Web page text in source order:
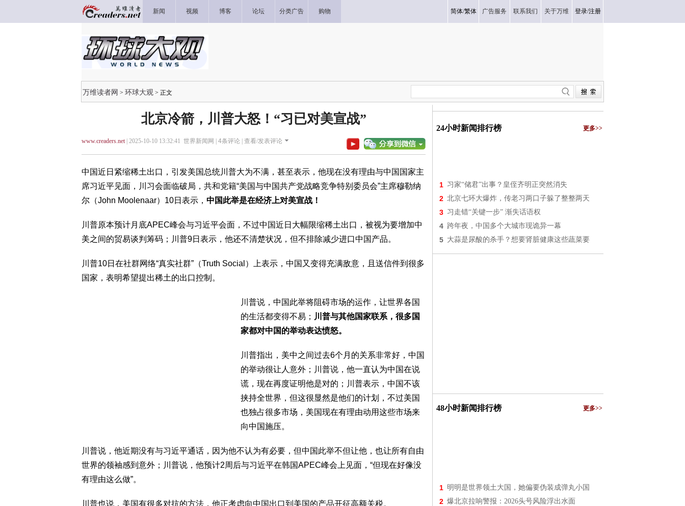
新闻 视频 博客 论坛 分类广告 购物 简体/繁体 广告服务 联系我们 关于万维 登录/注册
万维读者网 > 环球大观 > 正文
北京冷箭，川普大怒！“习已对美宣战”
www.creaders.net| 2025-10-10 13:32:41 世界新闻网 | 4条评论 | 查看/发表评论
中国近日紧缩稀土出口，引发美国总统川普大为不满，甚至表示，他现在没有理由与中国国家主
席习近平见面，川习会面临破局，共和党籍“美国与中国共产党战略竞争特别委员会”主席穆勒纳
尔（John Moolenaar）10日表示， 中国此举是在经济上对美宣战！
川普原本预计月底APEC峰会与习近平会面，不过中国近日大幅限缩稀土出口，被视为要增加中
美之间的贸易谈判筹码；川普9日表示，他还不清楚状况，但不排除减少进口中国产品。
川普10日在社群网络“真实社群”（Truth Social）上表示，中国又变得充满敌意，且送信件到很多
国家，表明希望提出稀土的出口控制。
川普说，中国此举将阻碍市场的运作，让世界各国
的生活都变得不易； 川普与其他国家联系，很多国
家都对中国的举动表达愤怒。
川普指出，美中之间过去6个月的关系非常好，中国
的举动很让人意外；川普说，他一直认为中国在说
谎，现在再度证明他是对的；川普表示，中国不该
挟持全世界，但这很显然是他们的计划，不过美国
也独占很多市场，美国现在有理由动用这些市场来
向中国施压。
川普说，他近期没有与习近平通话，因为他不认为有必要，但中国此举不但让他，也让所有自由
世界的领袖感到意外；川普说，他预计2周后与习近平在韩国APEC峰会上见面，“但现在好像没
有理由这么做”。
川普也说，美国有很多对抗的方法，他正考虑向中国出口到美国的产品开征高额关税。
24小时新闻排行榜 更多>>
1 习家“储君”出事？皇侄齐明正突然消失
2 北京七环大爆炸，传老习两口子躲了整整两天
3 习走错“关键一步” 渐失话语权
4 跨年夜，中国多个大城市现诡异一幕
5 大蒜是尿酸的杀手？想要肾脏健康这些蔬菜要
48小时新闻排行榜 更多>>
1 明明是世界领土大国，她偏要伪装成弹丸小国
2 爆北京拉响警报：2026头号风险浮出水面